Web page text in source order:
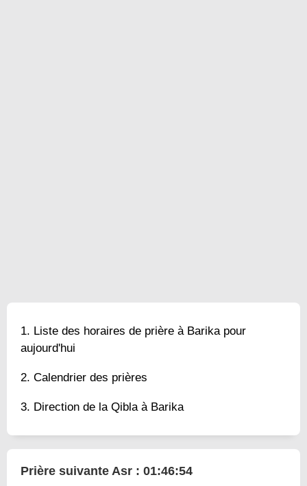
Liste des horaires de prière à Barika pour
aujourd'hui
Calendrier des prières
Direction de la Qibla à Barika
Prière suivante Asr : 01:46:53